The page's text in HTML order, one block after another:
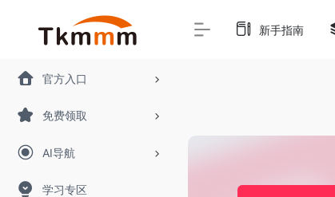
官方入口
免费领取
AI导航
学习专区
新手指南